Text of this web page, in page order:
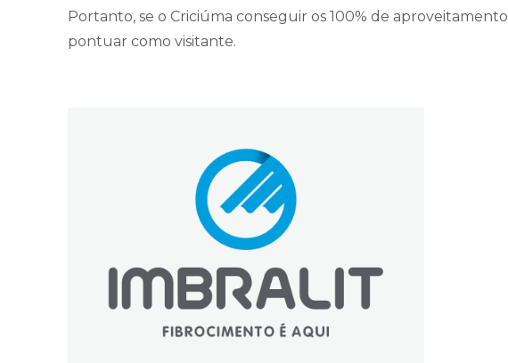
Portanto, se o Criciúma conseguir os 100% de
pontuar como visitante.